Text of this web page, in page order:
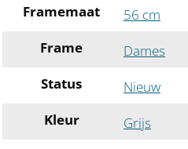
Framemaat
56 cm
Frame
Dames
Status
Nieuw
Kleur
Grijs